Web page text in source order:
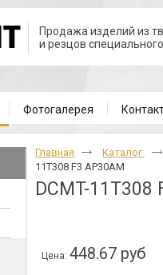
Продажа изделий из
и резцов
Фотогалерея
Главная
Каталог
11T308 F3 AP30AM
DCMT-11T308
Цена:448.67 руб